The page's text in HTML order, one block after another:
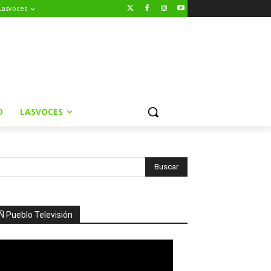
LASVOCES
Ñ Pueblo Televisión